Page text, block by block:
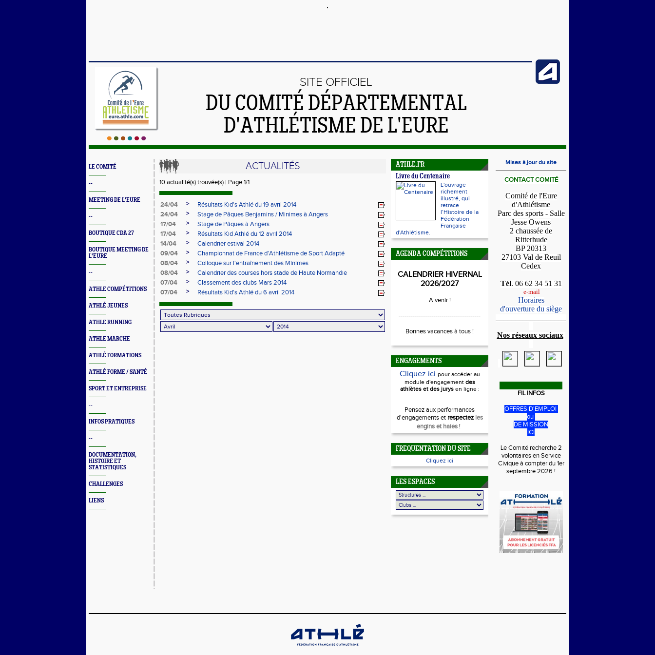
SITE OFFICIEL
DU COMITÉ DÉPARTEMENTAL
D'ATHLÉTISME DE L'EURE
LE COMITÉ
--
MEETING DE L'EURE
--
BOUTIQUE CDA 27
BOUTIQUE MEETING DE
L'EURE
--
ATHLE COMPÉTITIONS
ATHLÉ JEUNES
ATHLE RUNNING
ATHLE MARCHE
ATHLÉ FORMATIONS
ATHLÉ FORME / SANTÉ
SPORT ET ENTREPRISE
--
INFOS PRATIQUES
--
DOCUMENTATION,
HISTOIRE ET
STATISTIQUES
CHALLENGES
LIENS
ACTUALITÉS
10 actualité(s) trouvée(s) | Page 1/1
24/04 >
Résultats Kid's Athlé du 19 avril 2014
24/04
>
Stage de Pâques Benjamins / Minimes à Angers
17/04
>
Stage de Pâques à Angers
17/04
>
Résultats Kid Athlé du 12 avril 2014
14/04
>
Calendrier estival 2014
09/04
>
Championnat de France d'Athlétisme de Sport Adapté
08/04
>
Colloque sur l'entraînement des Minimes
08/04
>
Calendrier des courses hors stade de Haute Normandie
07/04
>
Classement des clubs Mars 2014
07/04
> Résultats Kid's Athlé du 6 avril 2014
ATHLE.FR
Livre du Centenaire
L'ouvrage
richement
illustré, qui
retrace
l’Histoire de la
Fédération
Française
d'Athlétisme.
AGENDA COMPÉTITIONS
CALENDRIER HIVERNAL
2026/2027
A venir !
------------------------------------------
Bonnes vacances à tous !
ENGAGEMENTS
Cliquez ici pour accéder au
module d'engagement des
athlètes et des jurysen ligne :
Pensez aux performances
d'engagements et respectez les
engins et haies!
FREQUENTATION DU SITE
Cliquez ici
LES ESPACES
Mises à jour du site
CONTACT COMITÉ
Comité de l'Eure
d'Athlétisme
Parc des sports - Salle
Jesse Owens
2 chaussée de
Ritterhude
BP 20313
27103 Val de Reuil
Cedex
Tél. 06 62 34 51 31
e-mail
Horaires
d'ouverture du siège
Nos réseaux sociaux
FIL INFOS
OFFRES D'EMPLOI
ou
DE MISSION
ICI
Le Comité recherche 2
volontaires en Service
Civique à compter du 1er
septembre 2026 !